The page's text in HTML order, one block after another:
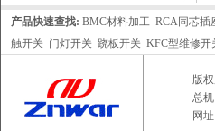
产品快速查找: BMC材料加工 RCA同芯插
触开关 门灯开关 跷板开关 KFC型维修开
版
总
网址